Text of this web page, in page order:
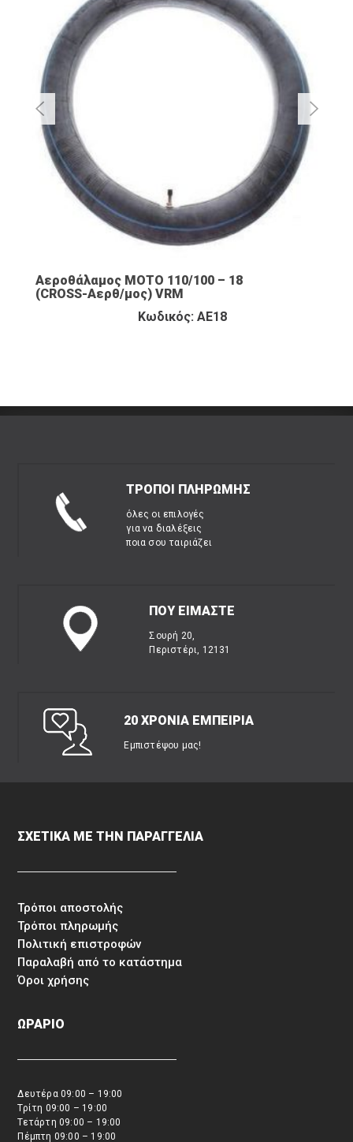
Αεροθάλαμος ΜΟΤΟ 110/100 – 18
(CROSS-Αερθ/μος) VRM
Κωδικός: ΑΕ18
ΤΡΟΠΟΙ ΠΛΗΡΩΜΗΣ
όλες οι επιλογές
για να διαλέξεις
ποια σου ταιριάζει
ΠΟΥ ΕΙΜΑΣΤΕ
Σουρή 20,
Περιστέρι, 12131
20 ΧΡΟΝΙΑ ΕΜΠΕΙΡΙΑ
Εμπιστέψου μας!
ΣΧΕΤΙΚΑ ΜΕ ΤΗΝ ΠΑΡΑΓΓΕΛΙΑ
Τρόποι αποστολής
Τρόποι πληρωμής
Πολιτική επιστροφών
Παραλαβή από το κατάστημα
Όροι χρήσης
ΩΡΑΡΙΟ
Δευτέρα 09:00 – 19:00
Τρίτη 09:00 – 19:00
Τετάρτη 09:00 – 19:00
Πέμπτη 09:00 – 19:00